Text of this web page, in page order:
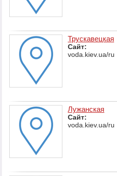
Трускавецкая
Сайт:
voda.kiev.ua/ru
Лужанская
Сайт:
voda.kiev.ua/ru